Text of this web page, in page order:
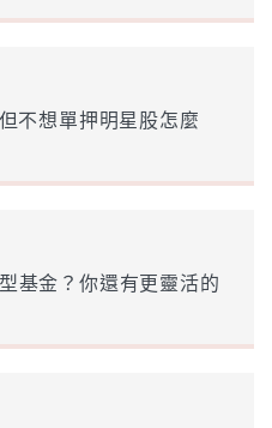
不想單押明星股怎麼
基金？你還有更靈活的